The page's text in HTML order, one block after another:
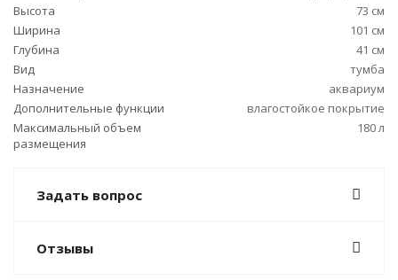
Высота
73 см
Ширина
101 см
Глубина
41 см
Вид
тумба
Назначение
аквариум
Дополнительные функции
влагостойкое покрытие
Максимальный объем
размещения
180 л
Задать вопрос
Отзывы